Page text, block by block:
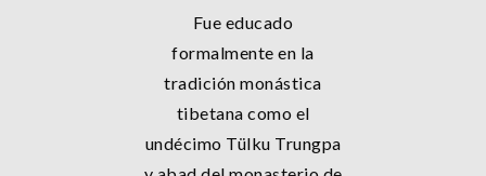
Fue educado
formalmente en la
tradición monástica
tibetana como el
undécimo Tülku Trungpa